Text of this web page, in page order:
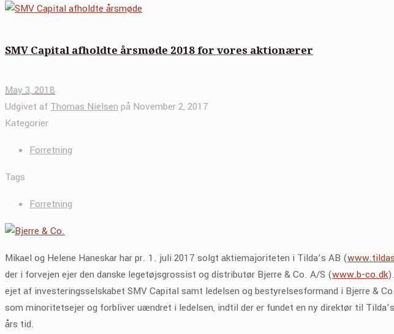
SMV Capital afholdte årsmøde 2018 for vores aktionærer
May 3, 2018
Udgivet afThomas Nielsenpå November 2, 2017
Kategorier
Forretning
Tags
Forretning
Mikael og Helene Haneskar har pr. 1. juli 2017 solgt aktiemajoriteten i Tilda’s AB (
der i forvejen ejer den danske legetøjsgrossist og distributør Bjerre & Co. A/S (www.b-co.dk
ejet af investeringsselskabet SMV Capital samt ledelsen og bestyrelsesformand i Bjerre &
som minoritetsejer og forbliver uændret i ledelsen, indtil der er fundet en ny direktør til
års tid.